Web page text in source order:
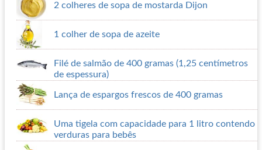
2 colheres de sopa de mostarda Dijon
1 colher de sopa de azeite
Filé de salmão de 400 gramas (1,25 centímetros
de espessura)
Lança de espargos frescos de 400 gramas
Uma tigela com capacidade para 1 litro contendo
verduras para bebês